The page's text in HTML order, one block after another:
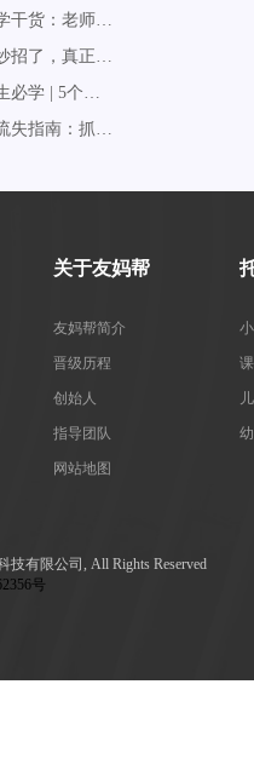
货：老师只招
了，真正有效
学 | 5个实战技
指南：抓牢源
关于友妈帮
友妈帮简介
晋级历程
创始人
指导团队
网站地图
技有限公司, All Rights Reserved
号